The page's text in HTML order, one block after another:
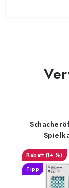
(14 %)
Tipp